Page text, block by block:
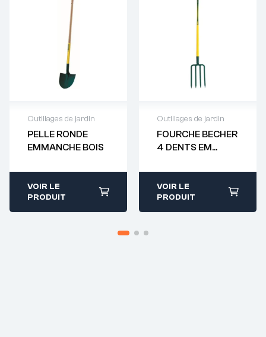
Outillages de jardin
PELLE RONDE
EMMANCHE BOIS
Demande de
devis : 01 64 88
VOIR LE
PRODUIT
Outillages de jardin
FOURCHE BECHER
4 DENTS EM
Demande de
devis : 01 64 88
VOIR LE
PRODUIT